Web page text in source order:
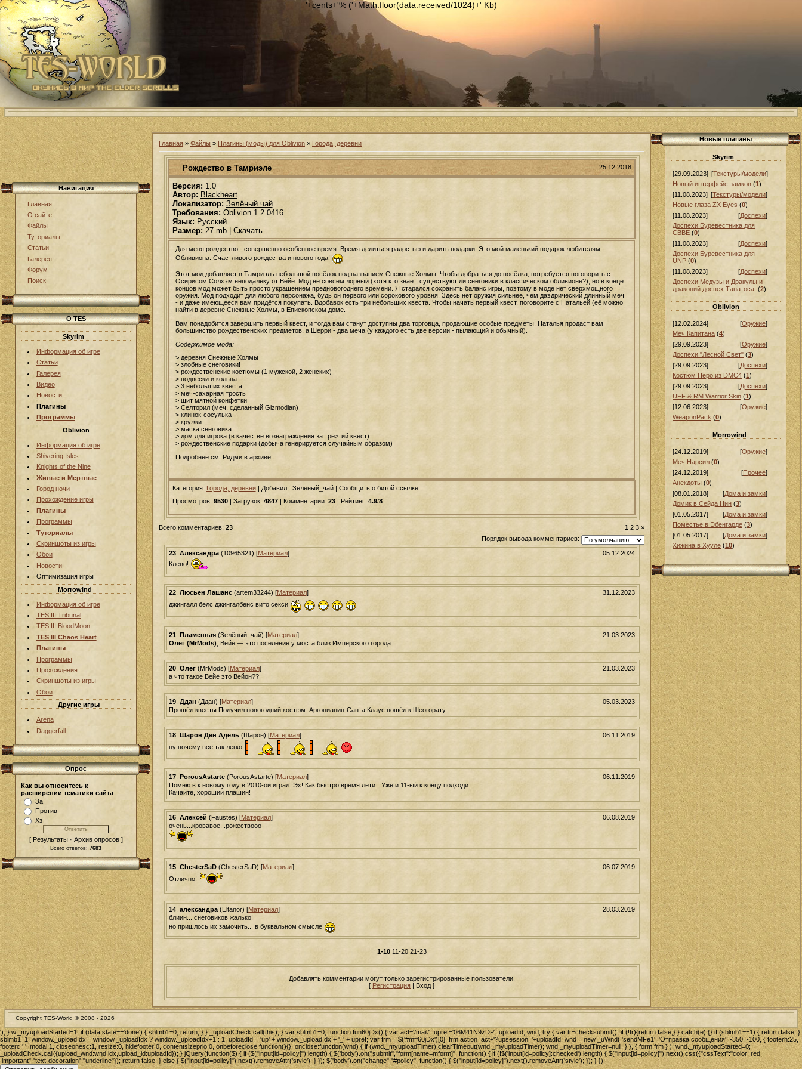
Навигация
Главная
О сайте
Файлы
Туториалы
Статьи
Галерея
Форум
Поиск
О TES
Skyrim
Информация об игре
Статьи
Галерея
Видео
Новости
Плагины
Программы
Oblivion
Информация об игре
Shivering Isles
Knights of the Nine
Живые и Мертвые
Город ночи
Прохождение игры
Плагины
Программы
Туториалы
Скриншоты из игры
Обои
Новости
Оптимизация игры
Morrowind
Информация об игре
TES III Tribunal
TES III BloodMoon
TES III Chaos Heart
Плагины
Программы
Прохождения
Скриншоты из игры
Обои
Другие игры
Arena
Daggerfall
Опрос
Как вы относитесь к
расширении тематики сайта
За
Против
Хз
[ Результаты · Архив опросов ]
Всего ответов: 7683
Главная » Файлы » Плагины (моды) для Oblivion » Города, деревни
Рождество в Тамриэле 25.12.2018
Версия: 1.0
Автор: Blackheart
Локализатор: Зелёный чай
Требования: Oblivion 1.2.0416
Язык: Русский
Размер: 27 mb | Скачать
Для меня рождество - совершенно особенное время. Время делиться радостью и дарить подарки. Это мой маленький подарок любителям
Обливиона. Счастливого рождества и нового года!
Этот мод добавляет в Тамриэль небольшой посёлок под названием Снежные Холмы. Чтобы добраться до посёлка, потребуется поговорить с
Осирисом Солхэм неподалёку от Вейе. Мод не совсем лорный (хотя кто знает, существуют ли снеговики в классическом обливионе?), но в конце
концов мод может быть просто украшением предновогоднего времени. Я старался сохранить баланс игры, поэтому в моде нет сверхмощного
оружия. Мод подходит для любого персонажа, будь он первого или сорокового уровня. Здесь нет оружия сильнее, чем даэдрический длинный меч
- и даже имеющееся вам придётся покупать. Вдобавок есть три небольших квеста. Чтобы начать первый квест, поговорите с Натальей (её можно
найти в деревне Снежные Холмы, в Епископском доме.
Вам понадобится завершить первый квест, и тогда вам станут доступны два торговца, продающие особые предметы. Наталья продаст вам
большинство рождественских предметов, а Шерри - два меча (у каждого есть две версии - пылающий и обычный).
Содержимое мода:
> деревня Снежные Холмы
> злобные снеговики!
> рождественские костюмы (1 мужской, 2 женских)
> подвески и кольца
> 3 небольших квеста
> меч-сахарная трость
> щит мятной конфетки
> Селторил (меч, сделанный Gizmodian)
> клинок-сосулька
> кружки
> маска снеговика
> дом для игрока (в качестве вознаграждения за тре>тий квест)
> рождественские подарки (добыча генерируется случайным образом)
Подробнее см. Ридми в архиве.
Категория: Города, деревни| Добавил : Зелёный_чай | Сообщить о битой ссылке
Просмотров: 9530| Загрузок: 4847| Комментарии: 23| Рейтинг: 4.9/8
Всего комментариев: 23 1 2 3 »
Порядок вывода комментариев:
05.12.2024
23. Александра(10965321) [Материал]
Клево!
31.12.2023
22. Люсьен Лашанс(artem33244) [Материал]
джингалл белс джингалбенс вито секси
21.03.2023
21 Пламенная(Зелёный_чай) [Материал]
Олег (MrMods) , Вейе — это поселение у моста близ Имперского города.
21.03.2023
20. Олег(MrMods) [Материал]
а что такое Вейе это Вейон??
05.03.2023
19. Ддан (Ддан) [Материал]
Прошёл квесты.Получил новогодний костюм. Аргонианин-Санта Клаус пошёл к Шеогорату...
06.11.2019
18. Шарон Ден Адель(Шарон) [Материал]
ну почему все так легко
06.11.2019
17. PorousAstarte(PorousAstarte) [Материал]
Помню в к новому году в 2010-ои играл. Эх! Как быстро время летит. Уже и 11-ый к концу подходит.
Качайте, хороший плашин!
06.08.2019
16. Алексей (Faustes) [Материал]
очень...кровавое...рожествооо
06.07.2019
15. ChesterSaD(ChesterSaD) [Материал]
Отлично!
28.03.2019
14. александра(Eltanor) [Материал]
блиин... снеговиков жалько!
но пришлось их замочить... в буквальном смысле
1-10 11-20 21-23
Добавлять комментарии могут только зарегистрированные пользователи.
[ Регистрация | Вход ]
Новые плагины
Skyrim
[29.09.2023] [Текстуры/модели]
Новый интерфейс замков (1)
[11.08.2023] [Текстуры/модели]
Новые глаза ZX Eyes (0)
[11.08.2023]
[Доспехи]
Доспехи Буревестника для
СВВЕ (0)
[11.08.2023]
[Доспехи]
Доспехи Буревестника для
UNP (0)
[11.08.2023]
[Доспехи]
Доспехи Медузы и Дракулы и
драконий доспех Танатоса. (2)
Oblivion
[12.02.2024] [Оружие]
Меч Капитана (4)
[29.09.2023]
[Оружие]
Доспехи "Лесной Свет" (3)
[29.09.2023]
[Доспехи]
Костюм Неро из DMC4 (1)
[29.09.2023]
[Доспехи]
UFF & RM Warrior Skin (1)
[12.06.2023]
[Оружие]
WeaponPack (0)
Morrowind
[24.12.2019] [Оружие]
Меч Нарсил (0)
[24.12.2019]
[Прочее]
Анекдоты (0)
[08.01.2018]
[Дома и замки]
Домик в Сейда Нин (3)
[01.05.2017]
[Дома и замки]
Поместье в Эбенгарде (3)
[01.05.2017]
[Дома и замки]
Хижина в Хууле (10)
Copyright TES-World © 2008 - 2026
'+cents+'% ('+Math.floor(data.received/1024)+' Kb)
'); } w._myuploadStarted=1; if (data.state=='done') { sblmb1=0; return; } } _uploadCheck.call(this); } var sblmb1=0; function fun60jDx() { var act='/mail/', upref='06M41N9zDP', uploadId, wnd; try { var tr=checksubmit(); if (!tr){return false;} } catch(e) {} if (sblmb1==1) { return false; }
sblmb1=1; window._uploadIdx = window._uploadIdx ? window._uploadIdx+1 : 1; uploadId = 'up' + window._uploadIdx + '_' + upref; var frm = $('#mff60jDx')[0]; frm.action=act+'?upsession='+uploadId; wnd = new _uWnd( 'sendMFe1', 'Отправка сообщения', -350, -100, { footerh:25,
footerc:' ', modal:1, closeonesc:1, resize:0, hidefooter:0, contentsizeprio:0, onbeforeclose:function(){}, onclose:function(wnd) { if (wnd._myuploadTimer) clearTimeout(wnd._myuploadTimer); wnd._myuploadTimer=null; } }, { form:frm } ); wnd._myuploadStarted=0;
_uploadCheck.call({upload_wnd:wnd.idx,upload_id:uploadId}); } jQuery(function($) { if ($("input[id=policy]").length) { $('body').on("submit","form[name=mform]", function() { if (!$('input[id=policy]:checked').length) { $("input[id=policy]").next().css({"cssText":"color: red
!important","text-decoration":"underline"}); return false; } else { $("input[id=policy]").next().removeAttr('style'); } }); $('body').on("change","#policy", function() { $("input[id=policy]").next().removeAttr('style'); }); } });